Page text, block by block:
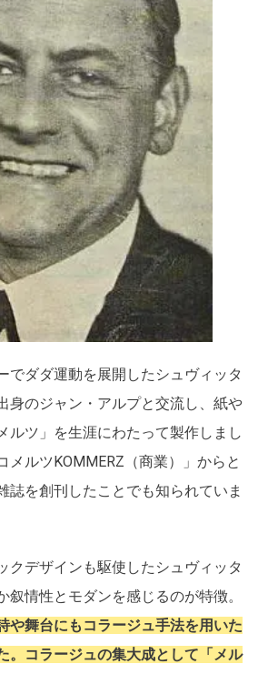
でダダ運動を展開したシュヴィッタ
身のジャン・アルプと交流し、紙や
ルツ」を生涯にわたって製作しまし
メルツKOMMERZ（商業）」からと
誌を創刊したことでも知られていま
クデザインも駆使したシュヴィッタ
叙情性とモダンを感じるのが特徴。
や舞台にもコラージュ手法を用いた
。コラージュの集大成として「メル